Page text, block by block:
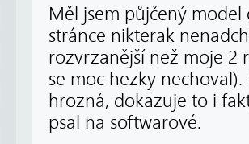
Měl jsem půjčený
stránce nikterak
rozvrzanější než moje 2
se moc hezky
hrozná, dokazuje to i
psal na softwarové.